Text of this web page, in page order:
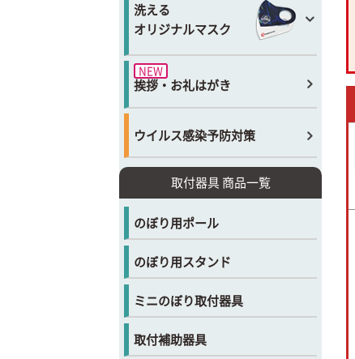
洗える
オリジナルマスク
NEW
挨拶・お礼はがき
ウイルス感染予防対策
取付器具 商品一覧
のぼり用ポール
のぼり用スタンド
ミニのぼり取付器具
取付補助器具